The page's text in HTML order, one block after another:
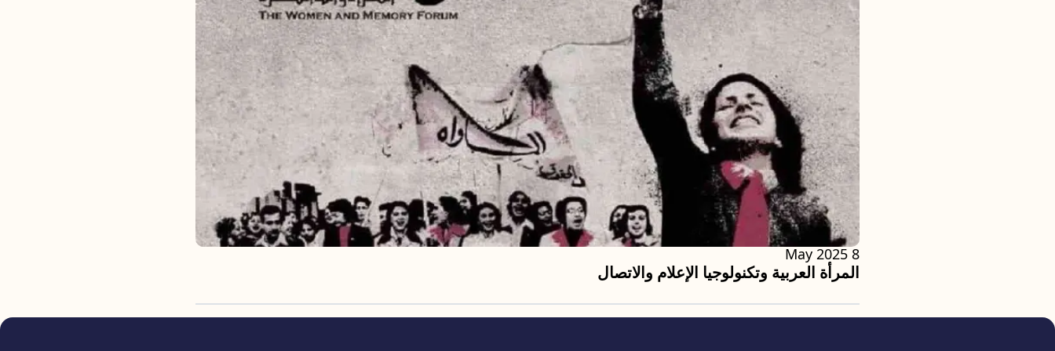
المرأة العربية وتكنولوجيا الإعلام والاتصال
8 May 2025